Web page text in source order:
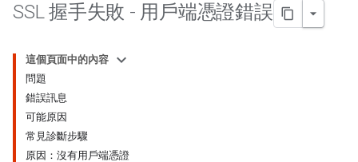
SSL 握手失敗 - 用戶端憑證錯誤
這個頁面中的內容
問題
錯誤訊息
可能原因
常見診斷步驟
原因：沒有用戶端憑證